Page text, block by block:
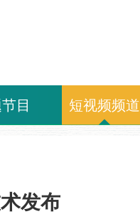
目 短视频频道
发布